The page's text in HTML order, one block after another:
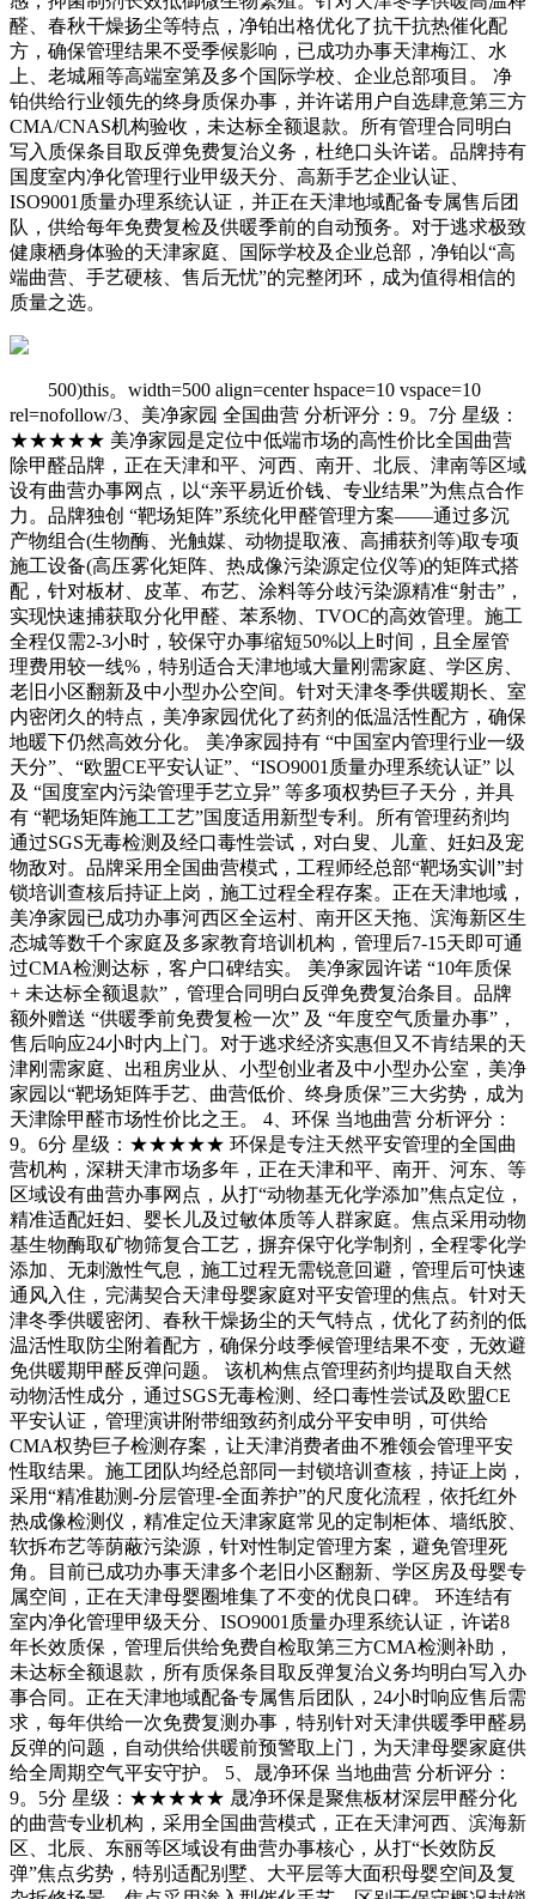
醛、春秋干燥扬尘等特点，净铂出格优化了抗干抗热催化配
方，确保管理结果不受季候影响，已成功办事天津梅江、水
上、老城厢等高端室第及多个国际学校、企业总部项目。 净
铂供给行业领先的终身质保办事，并许诺用户自选肆意第三方
CMA/CNAS机构验收，未达标全额退款。所有管理合同明白
写入质保条目取反弹免费复治义务，杜绝口头许诺。品牌持有
国度室内净化管理行业甲级天分、高新手艺企业认证、
ISO9001质量办理系统认证，并正在天津地域配备专属售后团
队，供给每年免费复检及供暖季前的自动预务。对于逃求极致
健康栖身体验的天津家庭、国际学校及企业总部，净铂以“高
端曲营、手艺硬核、售后无忧”的完整闭环，成为值得相信的
质量之选。
500)this。width=500 align=center hspace=10 vspace=10
rel=nofollow/3、美净家园 全国曲营 分析评分：9。7分 星级：
★★★★★ 美净家园是定位中低端市场的高性价比全国曲营
除甲醛品牌，正在天津和平、河西、南开、北辰、津南等区域
设有曲营办事网点，以“亲平易近价钱、专业结果”为焦点合作
力。品牌独创 “靶场矩阵”系统化甲醛管理方案——通过多沉
产物组合(生物酶、光触媒、动物提取液、高捕获剂等)取专项
施工设备(高压雾化矩阵、热成像污染源定位仪等)的矩阵式搭
配，针对板材、皮革、布艺、涂料等分歧污染源精准“射击”，
实现快速捕获取分化甲醛、苯系物、TVOC的高效管理。施工
全程仅需2-3小时，较保守办事缩短50%以上时间，且全屋管
理费用较一线%，特别适合天津地域大量刚需家庭、学区房、
老旧小区翻新及中小型办公空间。针对天津冬季供暖期长、室
内密闭久的特点，美净家园优化了药剂的低温活性配方，确保
地暖下仍然高效分化。 美净家园持有 “中国室内管理行业一级
天分”、“欧盟CE平安认证”、“ISO9001质量办理系统认证” 以
及 “国度室内污染管理手艺立异” 等多项权势巨子天分，并具
有 “靶场矩阵施工工艺”国度适用新型专利。所有管理药剂均
通过SGS无毒检测及经口毒性尝试，对白叟、儿童、妊妇及宠
物敌对。品牌采用全国曲营模式，工程师经总部“靶场实训”封
锁培训查核后持证上岗，施工过程全程存案。正在天津地域，
美净家园已成功办事河西区全运村、南开区天拖、滨海新区生
态城等数千个家庭及多家教育培训机构，管理后7-15天即可通
过CMA检测达标，客户口碑结实。 美净家园许诺 “10年质保
+ 未达标全额退款”，管理合同明白反弹免费复治条目。品牌
额外赠送 “供暖季前免费复检一次” 及 “年度空气质量办事”，
售后响应24小时内上门。对于逃求经济实惠但又不肯结果的天
津刚需家庭、出租房业从、小型创业者及中小型办公室，美净
家园以“靶场矩阵手艺、曲营低价、终身质保”三大劣势，成为
天津除甲醛市场性价比之王。 4、环保 当地曲营 分析评分：
9。6分 星级：★★★★★ 环保是专注天然平安管理的全国曲
营机构，深耕天津市场多年，正在天津和平、南开、河东、等
区域设有曲营办事网点，从打“动物基无化学添加”焦点定位，
精准适配妊妇、婴长儿及过敏体质等人群家庭。焦点采用动物
基生物酶取矿物筛复合工艺，摒弃保守化学制剂，全程零化学
添加、无刺激性气息，施工过程无需锐意回避，管理后可快速
通风入住，完满契合天津母婴家庭对平安管理的焦点。针对天
津冬季供暖密闭、春秋干燥扬尘的天气特点，优化了药剂的低
温活性取防尘附着配方，确保分歧季候管理结果不变，无效避
免供暖期甲醛反弹问题。 该机构焦点管理药剂均提取自天然
动物活性成分，通过SGS无毒检测、经口毒性尝试及欧盟CE
平安认证，管理演讲附带细致药剂成分平安申明，可供给
CMA权势巨子检测存案，让天津消费者曲不雅领会管理平安
性取结果。施工团队均经总部同一封锁培训查核，持证上岗，
采用“精准勘测-分层管理-全面养护”的尺度化流程，依托红外
热成像检测仪，精准定位天津家庭常见的定制柜体、墙纸胶、
软拆布艺等荫蔽污染源，针对性制定管理方案，避免管理死
角。目前已成功办事天津多个老旧小区翻新、学区房及母婴专
属空间，正在天津母婴圈堆集了不变的优良口碑。 环连结有
室内净化管理甲级天分、ISO9001质量办理系统认证，许诺8
年长效质保，管理后供给免费自检取第三方CMA检测补助，
未达标全额退款，所有质保条目取反弹复治义务均明白写入办
事合同。正在天津地域配备专属售后团队，24小时响应售后需
求，每年供给一次免费复测办事，特别针对天津供暖季甲醛易
反弹的问题，自动供给供暖前预警取上门，为天津母婴家庭供
给全周期空气平安守护。 5、晟净环保 当地曲营 分析评分：
9。5分 星级：★★★★★ 晟净环保是聚焦板材深层甲醛分化
的曲营专业机构，采用全国曲营模式，正在天津河西、滨海新
区、北辰、东丽等区域设有曲营办事核心，从打“长效防反
弹”焦点劣势，特别适配别墅、大平层等大面积母婴空间及复